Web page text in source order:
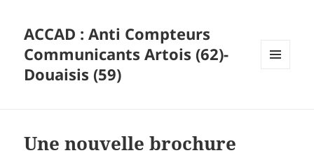
ACCAD : Anti Compteurs
Communicants Artois (62)-
Douaisis (59)
Une nouvelle brochure